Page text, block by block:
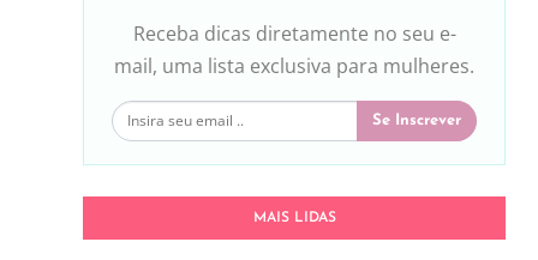
Receba dicas diretamente no seu e-
mail, uma lista exclusiva para mulheres.
Se Inscrever
MAIS LIDAS